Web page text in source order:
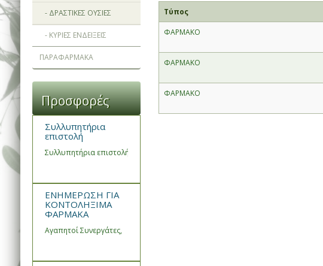
- ΔΡΑΣΤΙΚΕΣ ΟΥΣΙΕΣ
- ΚΥΡΙΕΣ ΕΝΔΕΙΞΕΙΣ
ΠΑΡΑΦΑΡΜΑΚΑ
Προσφορές
Συλλυπητήρια
επιστολή
Συλλυπητήρια επιστολή του Συνεταιρισμού Φαρμακοποιών Ημαθίας και Πέλλας
ΕΝΗΜΕΡΩΣΗ ΓΙΑ
ΚΟΝΤΟΛΗΞΙΜΑ
ΦΑΡΜΑΚΑ
Αγαπητοί Συνεργάτες,
Τύπος
ΦΑΡΜΑΚΟ
ΦΑΡΜΑΚΟ
ΦΑΡΜΑΚΟ